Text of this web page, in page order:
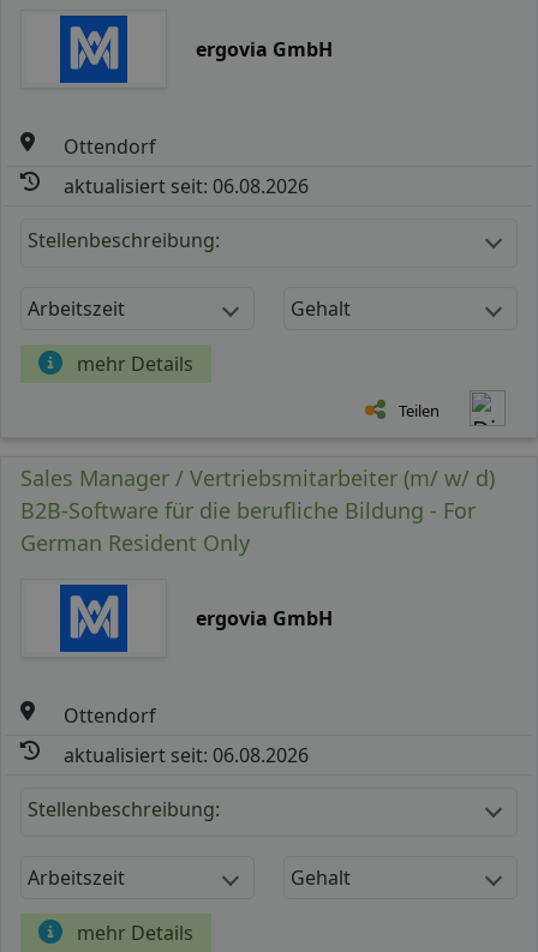
ergovia GmbH
Ottendorf
aktualisiert seit: 06.08.2026
Stellenbeschreibung:
Arbeitszeit Gehalt
mehr Details
Teilen
Sales Manager / Vertriebsmitarbeiter (m/ w/ d)
B2B-Software für die berufliche Bildung - For
German Resident Only
ergovia GmbH
Ottendorf
aktualisiert seit: 06.08.2026
Stellenbeschreibung:
Arbeitszeit Gehalt
mehr Details